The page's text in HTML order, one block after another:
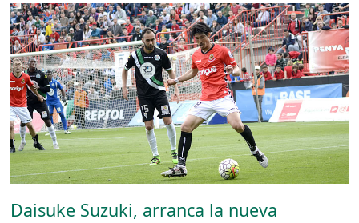
Daisuke Suzuki, arranca la nueva